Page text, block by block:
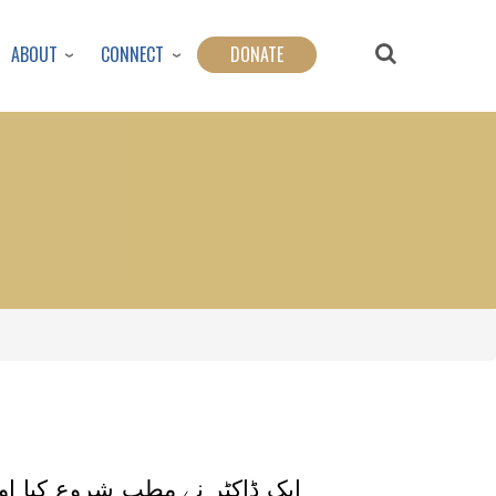
ABOUT CONNECT DONATE
ایک ڈاکٹر نے مطب شروع کیا